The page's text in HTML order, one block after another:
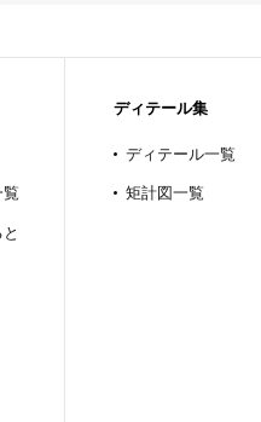
ディテール集
ディテール一覧
矩計図一覧